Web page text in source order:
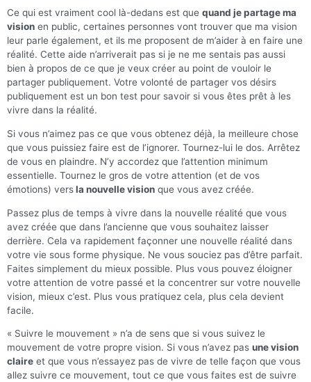
Ce qui est vraiment cool là-dedans est que quand je partage ma
vision en public, certaines personnes vont trouver que ma vision
leur parle également, et ils me proposent de m’aider à en faire une
réalité. Cette aide n’arriverait pas si je ne me sentais pas aussi
bien à propos de ce que je veux créer au point de vouloir le
partager publiquement. Votre volonté de partager vos désirs
publiquement est un bon test pour savoir si vous êtes prêt à les
vivre dans la réalité.
Si vous n’aimez pas ce que vous obtenez déjà, la meilleure chose
que vous puissiez faire est de l’ignorer. Tournez-lui le dos. Arrêtez
de vous en plaindre. N’y accordez que l’attention minimum
essentielle. Tournez le gros de votre attention (et de vos
émotions) versla nouvelle vision que vous avez créée.
Passez plus de temps à vivre dans la nouvelle réalité que vous
avez créée que dans l’ancienne que vous souhaitez laisser
derrière. Cela va rapidement façonner une nouvelle réalité dans
votre vie sous forme physique. Ne vous souciez pas d’être parfait.
Faites simplement du mieux possible. Plus vous pouvez éloigner
votre attention de votre passé et la concentrer sur votre nouvelle
vision, mieux c’est. Plus vous pratiquez cela, plus cela devient
facile.
« Suivre le mouvement » n’a de sens que si vous suivez le
mouvement de votre propre vision. Si vous n’avez pas une vision
claire et que vous n’essayez pas de vivre de telle façon que vous
allez suivre ce mouvement, tout ce que vous faites est de suivre